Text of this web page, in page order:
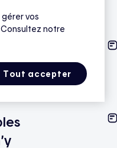
vos
notre
Tout accepter